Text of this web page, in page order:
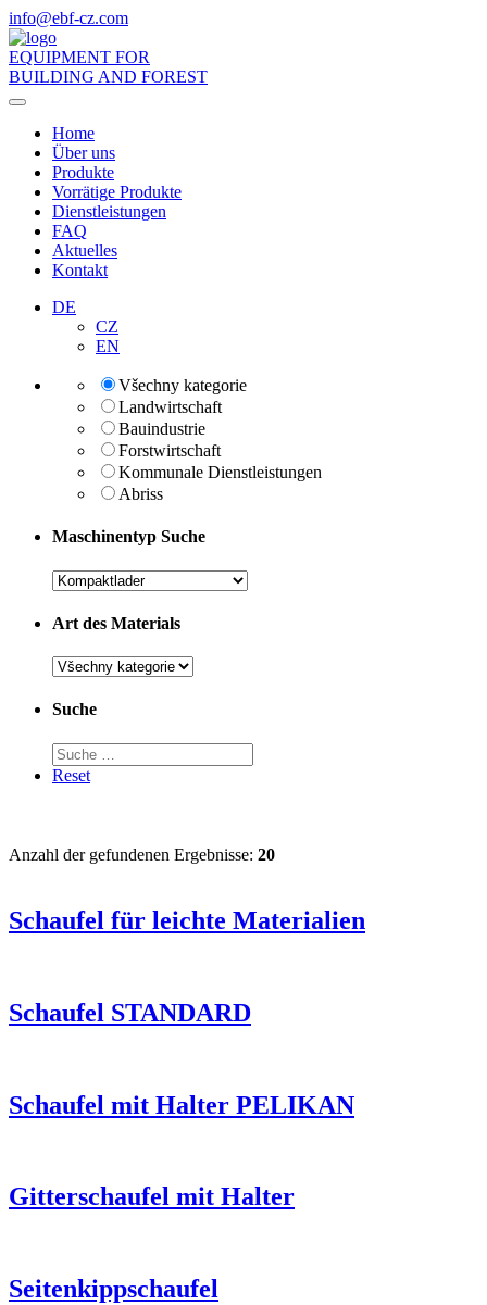
info@ebf-cz.com
EQUIPMENT FOR
BUILDING AND FOREST
Toggle
navigationHome
Über uns
Produkte
Vorrätige Produkte
Dienstleistungen
FAQ
Aktuelles
Kontakt
DE
CZ
EN
Všechny kategorie
Landwirtschaft
Bauindustrie
Forstwirtschaft
Kommunale Dienstleistungen
Abriss
Maschinentyp Suche
Art des Materials
Suche
Reset
Anzahl der gefundenen Ergebnisse: 20
Schaufel für leichte Materialien
Schaufel STANDARD
Schaufel mit Halter PELIKAN
Gitterschaufel mit Halter
Seitenkippschaufel